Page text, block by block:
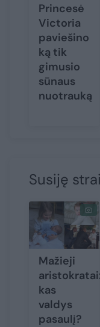
Princesė
Victoria
paviešino
ką tik
gimusio
sūnaus
nuotrauką
Susiję
Mažieji
aristokratai:
kas
valdys
pasaulį?